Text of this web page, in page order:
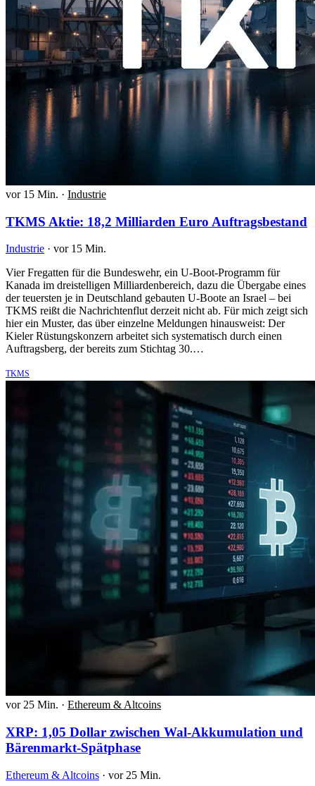
vor 15 Min. · Industrie
TKMS Aktie: 18,2 Milliarden Euro Auftragsbestand
Industrie · vor 15 Min.
Vier Fregatten für die Bundeswehr, ein U-Boot-Programm für
Kanada im dreistelligen Milliardenbereich, dazu die Übergabe eines
der teuersten je in Deutschland gebauten U-Boote an Israel – bei
TKMS reißt die Nachrichtenflut derzeit nicht ab. Für mich zeigt sich
hier ein Muster, das über einzelne Meldungen hinausweist: Der
Kieler Rüstungskonzern arbeitet sich systematisch durch einen
Auftragsberg, der bereits zum Stichtag 30.…
TKMS
vor 25 Min. · Ethereum & Altcoins
XRP: 1,05 Dollar zwischen Wal-Akkumulation und
Bärenmarkt-Spätphase
Ethereum & Altcoins · vor 25 Min.